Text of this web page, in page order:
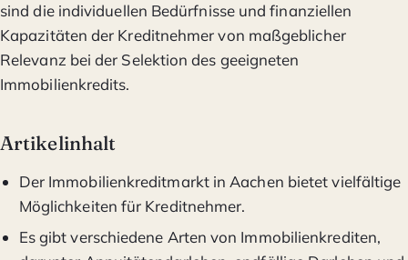
sind die individuellen Bedürfnisse und finanziellen
Kapazitäten der Kreditnehmer von maßgeblicher
Relevanz bei der Selektion des geeigneten
Immobilienkredits.
Artikelinhalt
Der Immobilienkreditmarkt in Aachen bietet vielfältige
Möglichkeiten für Kreditnehmer.
Es gibt verschiedene Arten von Immobilienkrediten,